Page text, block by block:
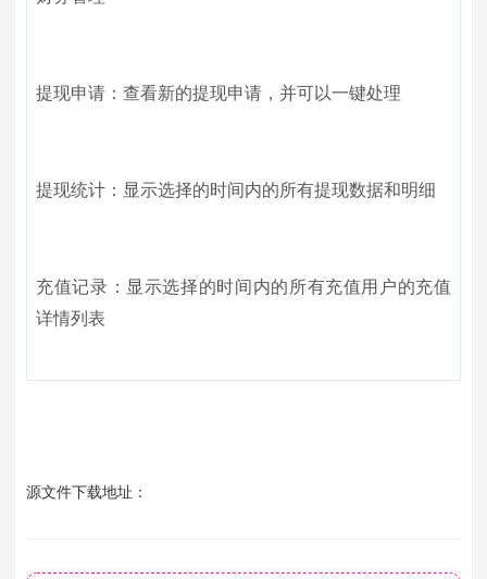
提现申请：查看新的提现申请，并可以一键处理
提现统计：显示选择的时间内的所有提现数据和明细
充值记录：显示选择的时间内的所有充值用户的充值
详情列表
源文件下载地址：